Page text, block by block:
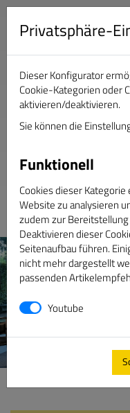
Verband
Privatsphäre-
Dieser Konfigurator
Cookie-Kategorien oder
aktivieren/deaktivieren.
Sie können die
Funktionell
Cookies dieser
Website zu analysieren
zudem zur
Deaktivieren dieser
Seitenaufbau führen.
nicht mehr dargestellt
passenden
Youtube